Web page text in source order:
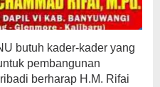
butuh kader-kader yang
pembangunan
berharap H.M. Rifai